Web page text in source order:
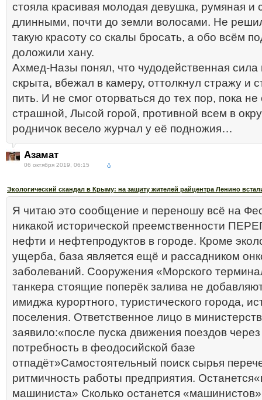
стояла красивая молодая девушка, румяная и
длинными, почти до земли волосами. Не
такую красоту со скалы бросать, а обо всём
доложили хану.
Ахмед-Назы понял, что чудодейственная сила
скрыта, вбежал в камеру, оттолкнул стражу и
пить. И не смог оторваться до тех пор, пока не
страшной, Лысой горой, противной всем в
родничок весело журчал у её подножия…
Азамат
06 октября 2019, 06:15
Экологический скандал в Крыму: на защиту жителей райцентра Ленино
Я читаю это сообщение и переношу всё на
никакой исторической преемственности
нефти и нефтепродуктов в городе. Кроме
ущерба, база является ещё и рассадником
заболеваний. Сооружения «Морского
танкера стоящие поперёк залива не
имиджа курортного, туристического города,
поселения. Ответственное лицо в
заявило:«после пуска движения поездов
потребность в феодосийской базе
отпадёт»Самостоятельный поиск сырья
ритмичность работы предприятия.
машиниста» Сколько останется